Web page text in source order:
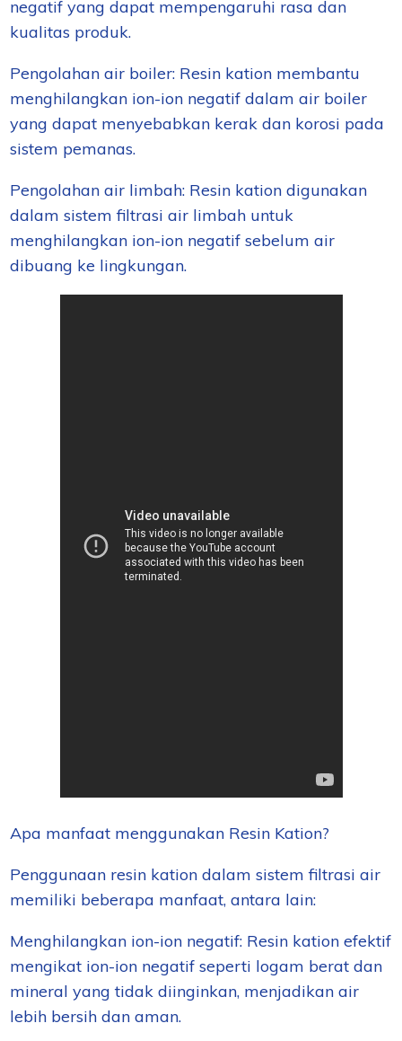
negatif yang dapat mempengaruhi rasa dan
kualitas produk.
Pengolahan air boiler: Resin kation membantu
menghilangkan ion-ion negatif dalam air boiler
yang dapat menyebabkan kerak dan korosi pada
sistem pemanas.
Pengolahan air limbah: Resin kation digunakan
dalam sistem filtrasi air limbah untuk
menghilangkan ion-ion negatif sebelum air
dibuang ke lingkungan.
Apa manfaat menggunakan Resin Kation?
Penggunaan resin kation dalam sistem filtrasi air
memiliki beberapa manfaat, antara lain:
Menghilangkan ion-ion negatif: Resin kation efektif
mengikat ion-ion negatif seperti logam berat dan
mineral yang tidak diinginkan, menjadikan air
lebih bersih dan aman.